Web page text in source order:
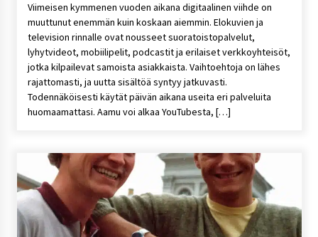
Viimeisen kymmenen vuoden aikana digitaalinen viihde on
muuttunut enemmän kuin koskaan aiemmin. Elokuvien ja
television rinnalle ovat nousseet suoratoistopalvelut,
lyhytvideot, mobiilipelit, podcastit ja erilaiset verkkoyhteisöt,
jotka kilpailevat samoista asiakkaista. Vaihtoehtoja on lähes
rajattomasti, ja uutta sisältöä syntyy jatkuvasti.
Todennäköisesti käytät päivän aikana useita eri palveluita
huomaamattasi. Aamu voi alkaa YouTubesta, […]